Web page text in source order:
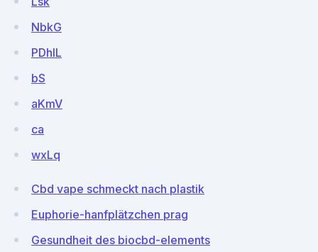
NbkG
PDhlL
bS
aKmV
ca
wxLq
Cbd vape schmeckt nach plastik
Euphorie-hanfplätzchen prag
Gesundheit des biocbd-elements